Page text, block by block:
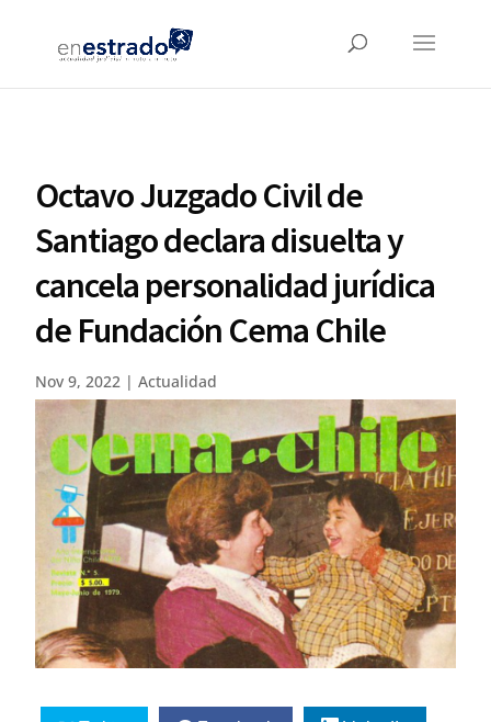
Octavo Juzgado Civil de
Santiago declara disuelta y
cancela personalidad jurídica
de Fundación Cema Chile
Nov 9, 2022 |Actualidad